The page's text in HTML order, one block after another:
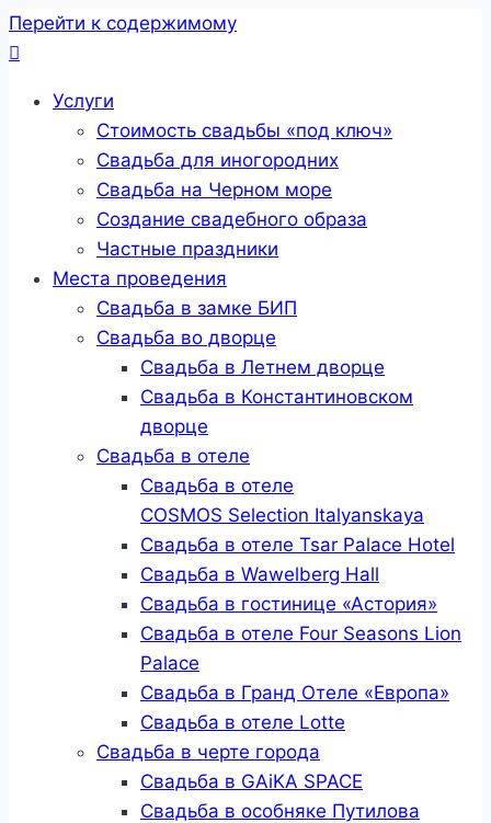
Перейти к содержимому
Услуги
Стоимость свадьбы «под ключ»
Свадьба для иногородних
Свадьба на Черном море
Создание свадебного образа
Частные праздники
Места проведения
Свадьба в замке БИП
Свадьба во дворце
Свадьба в Летнем дворце
Свадьба в Константиновском
дворце
Свадьба в отеле
Свадьба в отеле
COSMOS Selection Italyanskaya
Свадьба в отеле Tsar Palace Hotel
Свадьба в Wawelberg Hall
Свадьба в гостинице «Астория»
Свадьба в отеле Four Seasons Lion
Palace
Свадьба в Гранд Отеле «Европа»
Свадьба в отеле Lotte
Свадьба в черте города
Свадьба в GAiKA SPACE
Свадьба в особняке Путилова